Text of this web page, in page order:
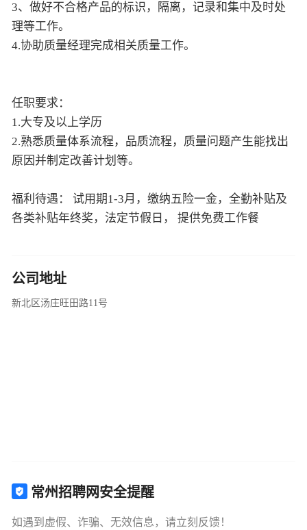
3、做好不合格产品的标识，隔离，记录和集中及时处
理等工作。
4.协助质量经理完成相关质量工作。
任职要求：
1.大专及以上学历
2.熟悉质量体系流程，品质流程，质量问题产生能找出
原因并制定改善计划等。
福利待遇： 试用期1-3月，缴纳五险一金，全勤补贴及
各类补贴年终奖，法定节假日， 提供免费工作餐
公司地址
新北区汤庄旺田路11号
常州招聘网安全提醒
如遇到虚假、诈骗、无效信息，请立刻反馈！